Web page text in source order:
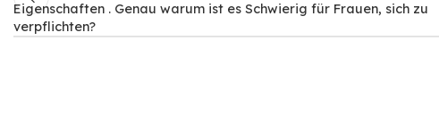
Eigenschaften . Genau warum ist es Schwierig für Frauen, sich zu
verpflichten?